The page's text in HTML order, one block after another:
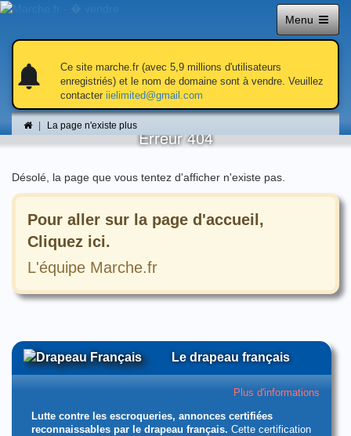
Menu
notifications
notifications
Ce site marche.fr (avec 5,9 millions d'utilisateurs
enregistriés) et le nom de domaine sont à vendre. Veuillez
contacter iielimited@gmail.com
La page n'existe plusLa page n'existe plus
Erreur 404
Désolé, la page que vous tentez d'afficher n'existe pas.
Pour aller sur la page d'accueil,
Cliquez ici.
L'équipe Marche.fr
Le drapeau français
Plus d'informations
Lutte contre les escroqueries, annonces certifiées
reconnaissables par le drapeau français. Cette certification